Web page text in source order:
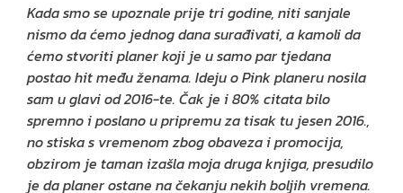
Kada smo se upoznale prije tri godine, niti sanjale
nismo da ćemo jednog dana surađivati, a kamoli da
ćemo stvoriti planer koji je u samo par tjedana
postao hit među ženama. Ideju o Pink planeru nosila
sam u glavi od 2016-te. Čak je i 80% citata bilo
spremno i poslano u pripremu za tisak tu jesen 2016.,
no stiska s vremenom zbog obaveza i promocija,
obzirom je taman izašla moja druga knjiga, presudilo
je da planer ostane na čekanju nekih boljih vremena.